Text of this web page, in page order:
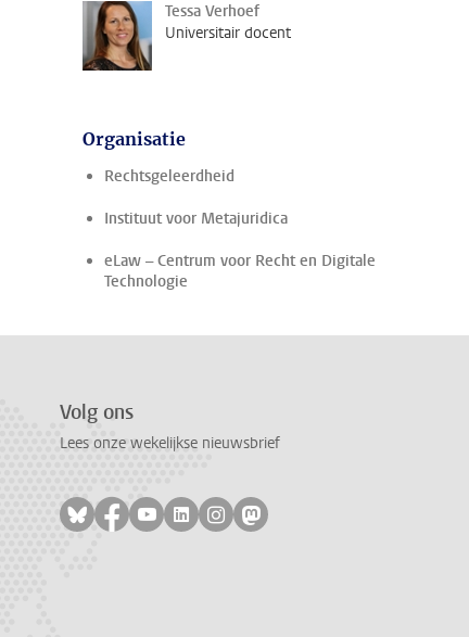
Tessa Verhoef
Universitair docent
Organisatie
Rechtsgeleerdheid
Instituut voor Metajuridica
eLaw – Centrum voor Recht en Digitale
Technologie
Volg ons
Lees onze wekelijkse nieuwsbrief
Volg ons op bluesky
Volg ons op facebook
Volg ons op youtube
Volg ons op linkedin
Volg ons op instagram
Volg ons op mastodon